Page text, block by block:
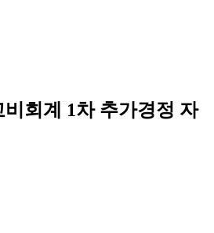
비회계 1차 추가경정 자